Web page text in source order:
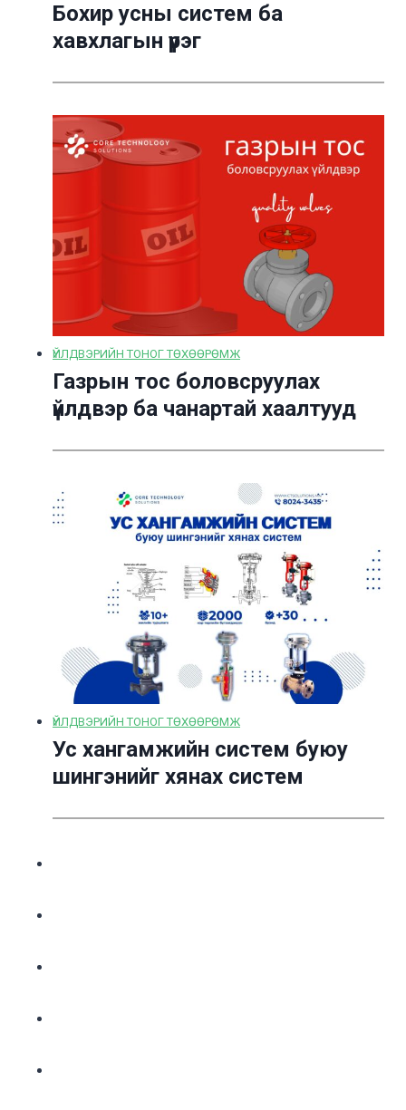
Бохир усны систем ба
хавхлагын үүрэг
ҮЙЛДВЭРИЙН ТОНОГ ТӨХӨӨРӨМЖ
Газрын тос боловсруулах
үйлдвэр ба чанартай хаалтууд
ҮЙЛДВЭРИЙН ТОНОГ ТӨХӨӨРӨМЖ
Ус хангамжийн систем буюу
шингэнийг хянах систем